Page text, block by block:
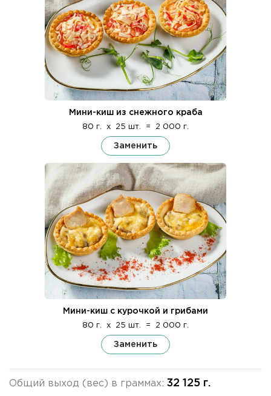
Мини-киш из снежного краба
80 г. x 25 шт. = 2 000 г.
Заменить
Мини-киш с курочкой и грибами
80 г. x 25 шт. = 2 000 г.
Заменить
Общий выход (вес) в граммах: 32 125 г.